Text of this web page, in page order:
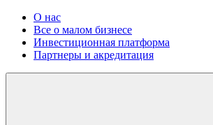
О нас
Все о малом бизнесе
Инвестиционная платформа
Партнеры и акредитация